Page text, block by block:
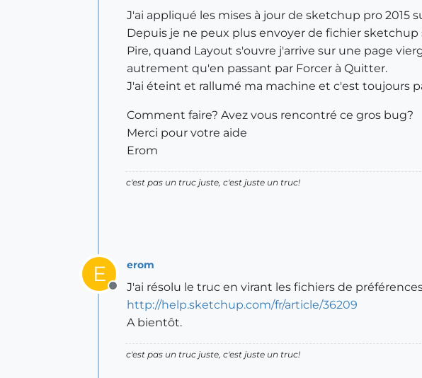
J'ai appliqué les mises à jour de sketchup pro 2015
Depuis je ne peux plus envoyer de fichier sketchup
Pire, quand Layout s'ouvre j'arrive sur une page
autrement qu'en passant par Forcer à Quitter.
J'ai éteint et rallumé ma machine et c'est toujours
Comment faire? Avez vous rencontré ce gros bug?
Merci pour votre aide
Erom
c'est pas un truc juste, c'est juste un truc!
E
Offline
erom
J'ai résolu le truc en virant les fichiers de
http://help.sketchup.com/fr/article/36209
A bientôt.
c'est pas un truc juste, c'est juste un truc!